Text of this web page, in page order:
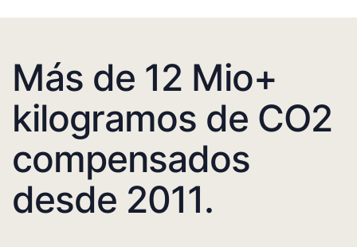
Más de 12 Mio+
kilogramos de CO2
compensados
desde 2011.